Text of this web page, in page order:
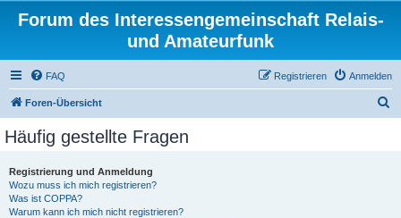
Forum des Interessengemeinschaft Relais-
und Amateurfunk
FAQ Anmelden
Registrieren
Foren-Übersicht
Häufig gestellte Fragen
Registrierung und Anmeldung
Wozu muss ich mich registrieren?
Was ist COPPA?
Warum kann ich mich nicht registrieren?